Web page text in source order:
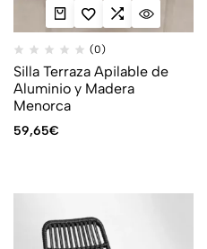
(0)
Silla Terraza Apilable de
Aluminio y Madera
Menorca
59,65€